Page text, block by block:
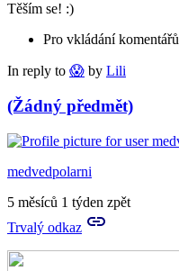
Těším se! :)
Pro vkládání
In reply to 😱 by Lili
(Žádný předmět)
medvedpolarni
5 měsíců 1 týden zpět
Trvalý odkaz